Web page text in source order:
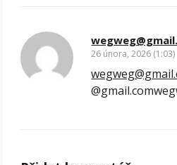
26 února, 2026 (1:03)